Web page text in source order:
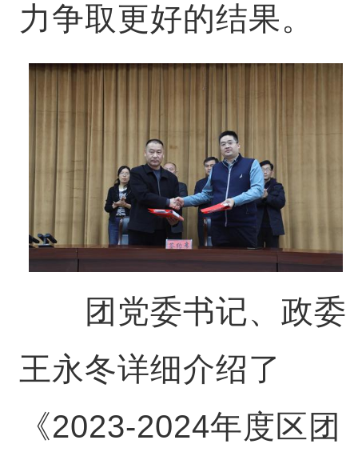
力争取更好的结果。
团党委书记、政委
王永冬详细介绍了
《2023-2024年度区团